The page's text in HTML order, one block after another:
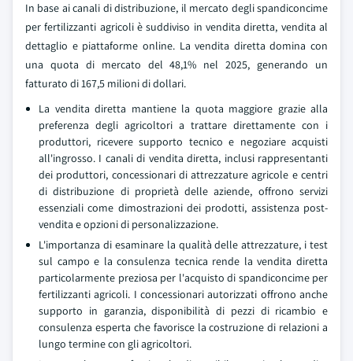
In base ai canali di distribuzione, il mercato degli spandiconcime
per fertilizzanti agricoli è suddiviso in vendita diretta, vendita al
dettaglio e piattaforme online. La vendita diretta domina con
una quota di mercato del 48,1% nel 2025, generando un
fatturato di 167,5 milioni di dollari.
La vendita diretta mantiene la quota maggiore grazie alla
preferenza degli agricoltori a trattare direttamente con i
produttori, ricevere supporto tecnico e negoziare acquisti
all'ingrosso. I canali di vendita diretta, inclusi rappresentanti
dei produttori, concessionari di attrezzature agricole e centri
di distribuzione di proprietà delle aziende, offrono servizi
essenziali come dimostrazioni dei prodotti, assistenza post-
vendita e opzioni di personalizzazione.
L'importanza di esaminare la qualità delle attrezzature, i test
sul campo e la consulenza tecnica rende la vendita diretta
particolarmente preziosa per l'acquisto di spandiconcime per
fertilizzanti agricoli. I concessionari autorizzati offrono anche
supporto in garanzia, disponibilità di pezzi di ricambio e
consulenza esperta che favorisce la costruzione di relazioni a
lungo termine con gli agricoltori.